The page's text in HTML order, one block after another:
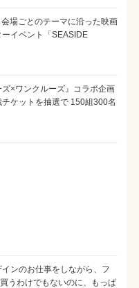
場ごとのテーマに沿った映画
イベント「SEASIDE
ズ×ワンクルーズ』コラボ企画
ケットを抽選で 150組300名
ンのお仕事をしながら、フ
うわけでもないのに、もっぱ